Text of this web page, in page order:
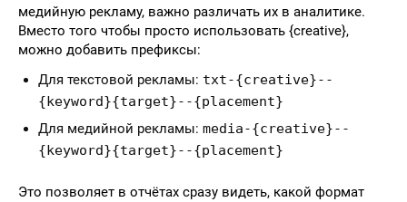
медийную рекламу, важно различать их в аналитике.
Вместо того чтобы просто использовать {creative},
можно добавить префиксы:
Для текстовой рекламы: txt-{creative}--
{keyword}{target}--{placement}
Для медийной рекламы: media-{creative}--
{keyword}{target}--{placement}
Это позволяет в отчётах сразу видеть, какой формат